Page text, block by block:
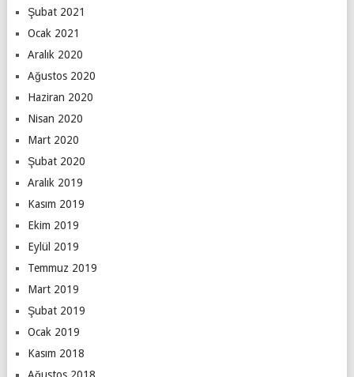
Şubat 2021
Ocak 2021
Aralık 2020
Ağustos 2020
Haziran 2020
Nisan 2020
Mart 2020
Şubat 2020
Aralık 2019
Kasım 2019
Ekim 2019
Eylül 2019
Temmuz 2019
Mart 2019
Şubat 2019
Ocak 2019
Kasım 2018
Ağustos 2018